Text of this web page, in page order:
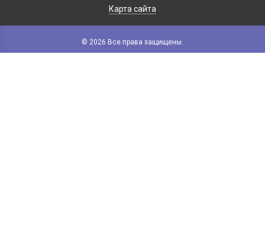
Карта сайта
© 2026 Все права защищены.